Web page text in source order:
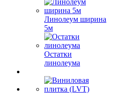
Линолеум ширина
5м
Остатки
линолеума